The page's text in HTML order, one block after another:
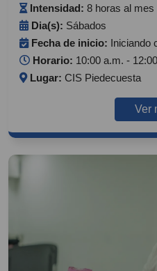
Intensidad: 8 horas al mes
Dia(s): Sábados
Fecha de inicio: Iniciando
Horario: 10:00 a.m. -
Lugar: CIS Piedecuesta
Ver